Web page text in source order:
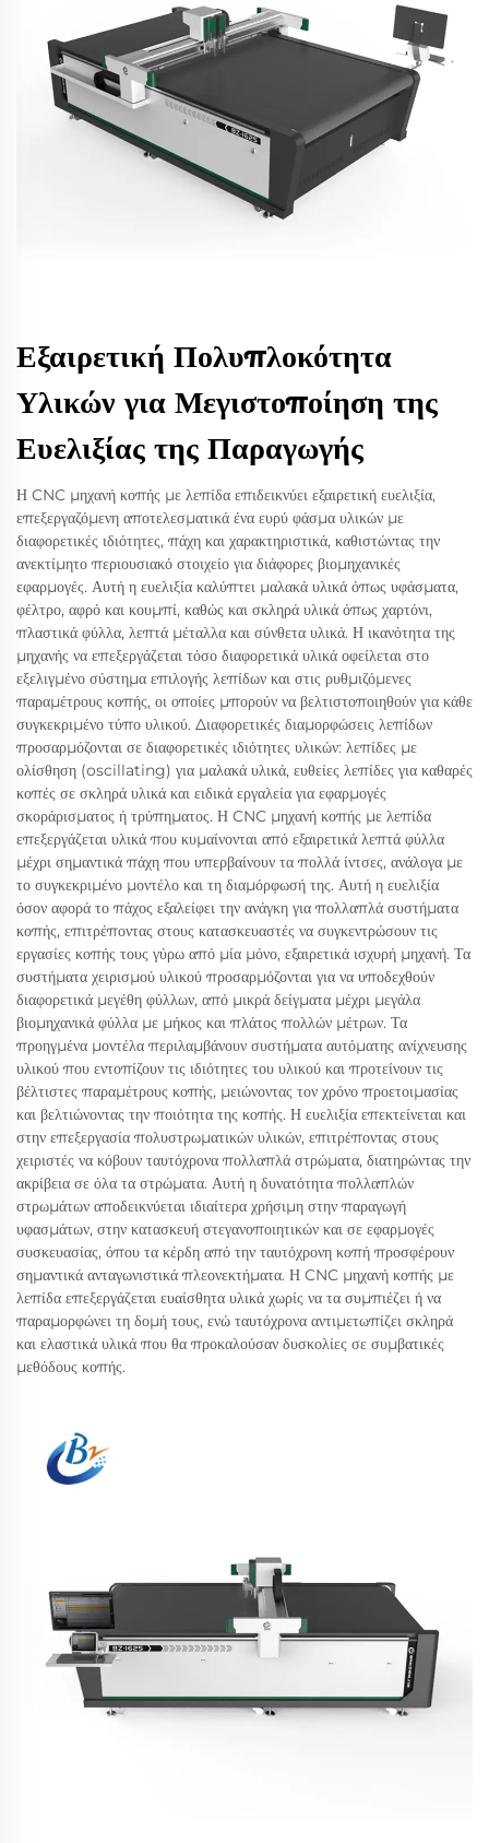
Εξαιρετική Πολυπλοκότητα
Υλικών για Μεγιστοποίηση της
Ευελιξίας της Παραγωγής
Η CNC μηχανή κοπής με λεπίδα επιδεικνύει εξαιρετική ευελιξία,
επεξεργαζόμενη αποτελεσματικά ένα ευρύ φάσμα υλικών με
διαφορετικές ιδιότητες, πάχη και χαρακτηριστικά, καθιστώντας την
ανεκτίμητο περιουσιακό στοιχείο για διάφορες βιομηχανικές
εφαρμογές. Αυτή η ευελιξία καλύπτει μαλακά υλικά όπως υφάσματα,
φέλτρο, αφρό και κουμπί, καθώς και σκληρά υλικά όπως χαρτόνι,
πλαστικά φύλλα, λεπτά μέταλλα και σύνθετα υλικά. Η ικανότητα της
μηχανής να επεξεργάζεται τόσο διαφορετικά υλικά οφείλεται στο
εξελιγμένο σύστημα επιλογής λεπίδων και στις ρυθμιζόμενες
παραμέτρους κοπής, οι οποίες μπορούν να βελτιστοποιηθούν για κάθε
συγκεκριμένο τύπο υλικού. Διαφορετικές διαμορφώσεις λεπίδων
προσαρμόζονται σε διαφορετικές ιδιότητες υλικών: λεπίδες με
ολίσθηση (oscillating) για μαλακά υλικά, ευθείες λεπίδες για καθαρές
κοπές σε σκληρά υλικά και ειδικά εργαλεία για εφαρμογές
σκοράρισματος ή τρύπηματος. Η CNC μηχανή κοπής με λεπίδα
επεξεργάζεται υλικά που κυμαίνονται από εξαιρετικά λεπτά φύλλα
μέχρι σημαντικά πάχη που υπερβαίνουν τα πολλά ίντσες, ανάλογα με
το συγκεκριμένο μοντέλο και τη διαμόρφωσή της. Αυτή η ευελιξία
όσον αφορά το πάχος εξαλείφει την ανάγκη για πολλαπλά συστήματα
κοπής, επιτρέποντας στους κατασκευαστές να συγκεντρώσουν τις
εργασίες κοπής τους γύρω από μία μόνο, εξαιρετικά ισχυρή μηχανή. Τα
συστήματα χειρισμού υλικού προσαρμόζονται για να υποδεχθούν
διαφορετικά μεγέθη φύλλων, από μικρά δείγματα μέχρι μεγάλα
βιομηχανικά φύλλα με μήκος και πλάτος πολλών μέτρων. Τα
προηγμένα μοντέλα περιλαμβάνουν συστήματα αυτόματης ανίχνευσης
υλικού που εντοπίζουν τις ιδιότητες του υλικού και προτείνουν τις
βέλτιστες παραμέτρους κοπής, μειώνοντας τον χρόνο προετοιμασίας
και βελτιώνοντας την ποιότητα της κοπής. Η ευελιξία επεκτείνεται και
στην επεξεργασία πολυστρωματικών υλικών, επιτρέποντας στους
χειριστές να κόβουν ταυτόχρονα πολλαπλά στρώματα, διατηρώντας την
ακρίβεια σε όλα τα στρώματα. Αυτή η δυνατότητα πολλαπλών
στρωμάτων αποδεικνύεται ιδιαίτερα χρήσιμη στην παραγωγή
υφασμάτων, στην κατασκευή στεγανοποιητικών και σε εφαρμογές
συσκευασίας, όπου τα κέρδη από την ταυτόχρονη κοπή προσφέρουν
σημαντικά ανταγωνιστικά πλεονεκτήματα. Η CNC μηχανή κοπής με
λεπίδα επεξεργάζεται ευαίσθητα υλικά χωρίς να τα συμπιέζει ή να
παραμορφώνει τη δομή τους, ενώ ταυτόχρονα αντιμετωπίζει σκληρά
και ελαστικά υλικά που θα προκαλούσαν δυσκολίες σε συμβατικές
μεθόδους κοπής.